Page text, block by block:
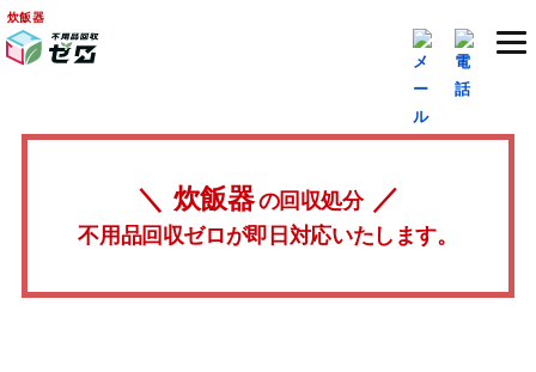
炊飯器
炊飯器の回収処分
不用品回収ゼロが即日対応いたします。